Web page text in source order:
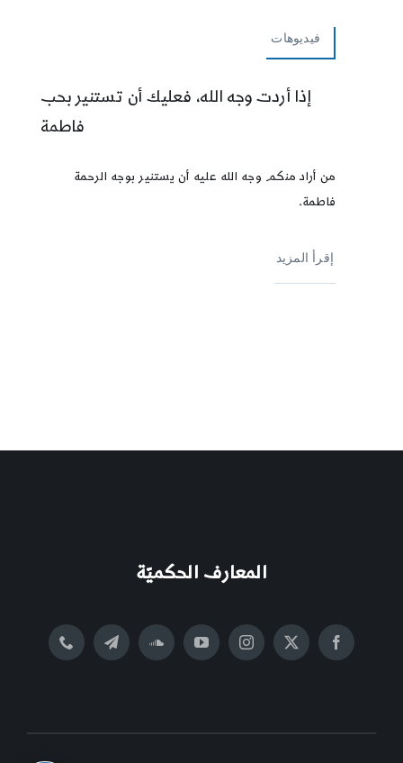
فيديوهات
إذا أردت وجه الله، فعليك أن تستنير بحب
فاطمة
من أراد منكم وجه الله عليه أن يستنير بوجه الرحمة
فاطمة.
إقرأ المزيد
المعارف الحكميّة